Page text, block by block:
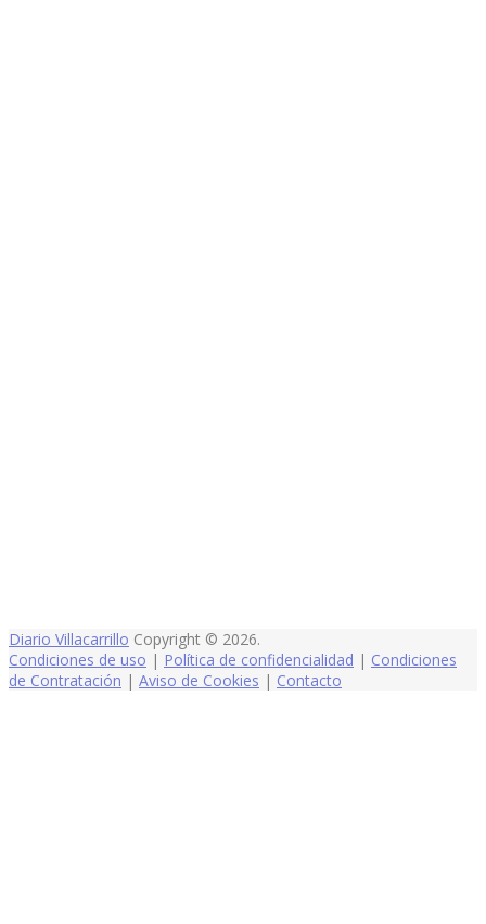
Diario Villacarrillo Copyright © 2026.
Condiciones de uso | Política de confidencialidad | Condiciones
de Contratación | Aviso de Cookies | Contacto